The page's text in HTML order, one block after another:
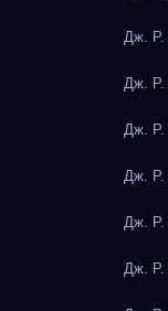
Дж. Р.
Дж. Р.
Дж. Р.
Дж. Р.
Дж. Р.
Дж. Р.